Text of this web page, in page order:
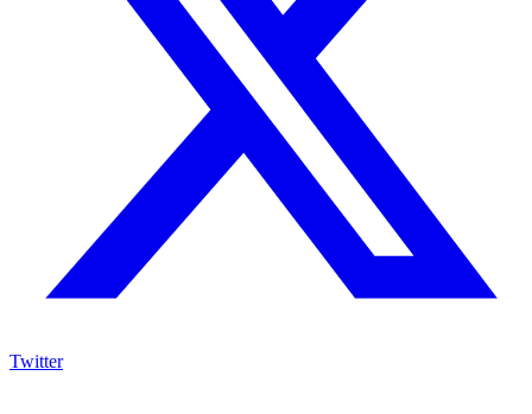
Twitter